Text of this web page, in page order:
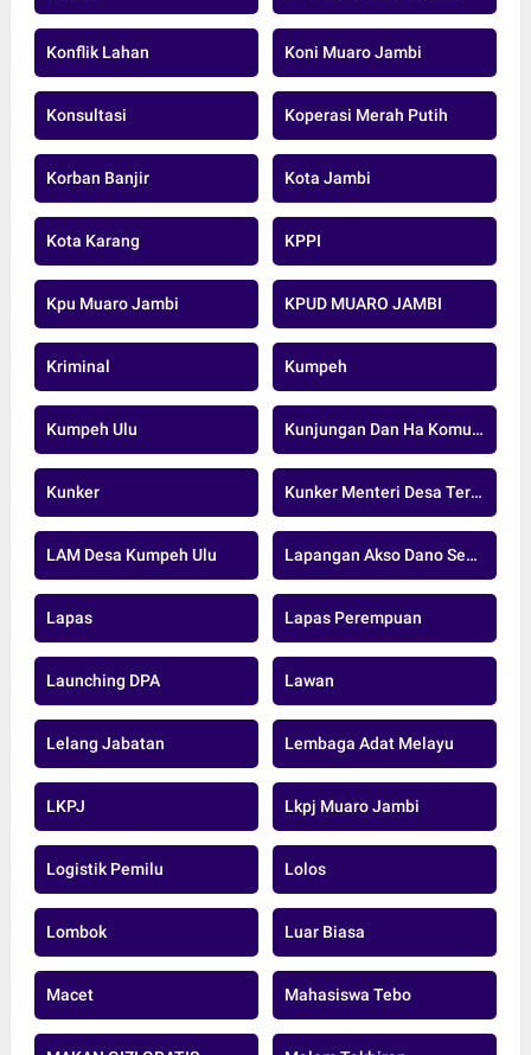
Konflik Lahan Koni Muaro Jambi
Konsultasi Koperasi Merah Putih
Korban Banjir Kota Jambi
Kota Karang KPPI
Kpu Muaro Jambi KPUD MUARO JAMBI
Kriminal Kumpeh
Kumpeh Ulu Kunjungan Dan Ha Komunikasi
Kunker Kunker Menteri Desa Tertinggal
LAM Desa Kumpeh Ulu Lapangan Akso Dano Sengeti
Lapas Lapas Perempuan
Launching DPA Lawan
Lelang Jabatan Lembaga Adat Melayu
LKPJ Lkpj Muaro Jambi
Logistik Pemilu Lolos
Lombok Luar Biasa
Macet Mahasiswa Tebo